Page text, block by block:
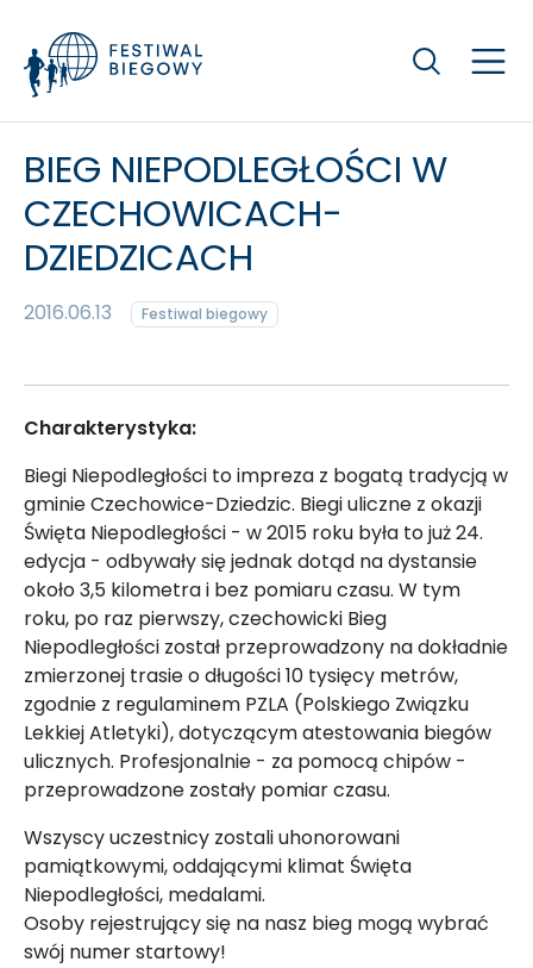
Szukaj
BIEG NIEPODLEGŁOŚCI W
CZECHOWICACH-
DZIEDZICACH
2016.06.13 Festiwal biegowy
Charakterystyka:
Biegi Niepodległości to impreza z bogatą tradycją w
gminie Czechowice-Dziedzic. Biegi uliczne z okazji
Święta Niepodległości - w 2015 roku była to już 24.
edycja - odbywały się jednak dotąd na dystansie
około 3,5 kilometra i bez pomiaru czasu. W tym
roku, po raz pierwszy, czechowicki Bieg
Niepodległości został przeprowadzony na dokładnie
zmierzonej trasie o długości 10 tysięcy metrów,
zgodnie z regulaminem PZLA (Polskiego Związku
Lekkiej Atletyki), dotyczącym atestowania biegów
ulicznych. Profesjonalnie - za pomocą chipów -
przeprowadzone zostały pomiar czasu.
Wszyscy uczestnicy zostali uhonorowani
pamiątkowymi, oddającymi klimat Święta
Niepodległości, medalami.
Osoby rejestrujący się na nasz bieg mogą wybrać
swój numer startowy!